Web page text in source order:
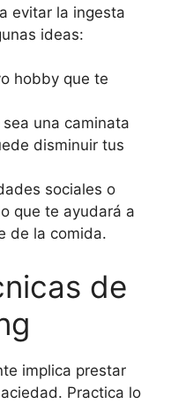
evitar la ingesta
ideas:
hobby que te
una caminata
disminuir tus
sociales o
que te ayudará a
de la comida.
de
implica prestar
Practica lo